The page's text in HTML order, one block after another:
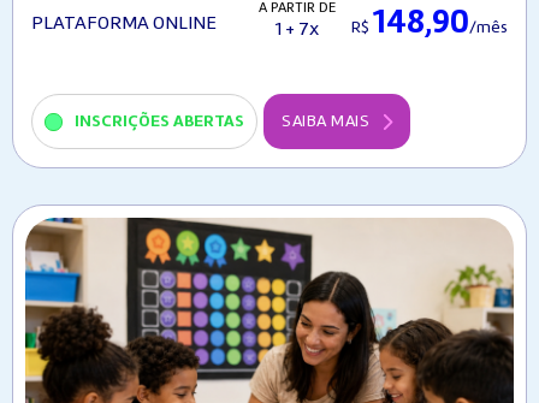
PLATAFORMA ONLINE
A PARTIR DE
1 + 7x R$ 148,90/mês
INSCRIÇÕES ABERTAS SAIBA MAIS